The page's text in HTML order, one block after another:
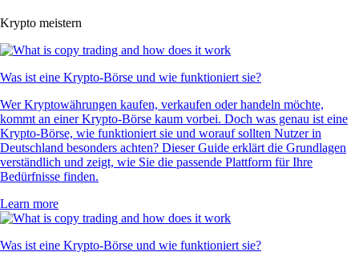
Krypto meistern
Was ist eine Krypto-Börse und wie funktioniert sie?
Wer Kryptowährungen kaufen, verkaufen oder handeln möchte,
kommt an einer Krypto-Börse kaum vorbei. Doch was genau ist eine
Krypto-Börse, wie funktioniert sie und worauf sollten Nutzer in
Deutschland besonders achten? Dieser Guide erklärt die Grundlagen
verständlich und zeigt, wie Sie die passende Plattform für Ihre
Bedürfnisse finden.
Learn more
Was ist eine Krypto-Börse und wie funktioniert sie?